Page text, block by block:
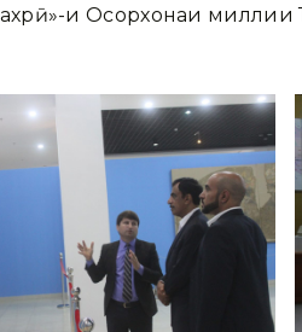
и Осорхонаи миллии